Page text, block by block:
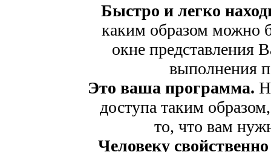
Быстро и легко
каким образом можно
окне представления
выполнения
Это ваша программа.
доступа таким
то, что вам
Человеку